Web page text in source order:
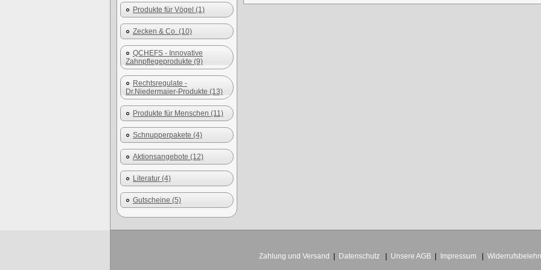
Produkte für Vögel (1)
Zecken & Co. (10)
QCHEFS - Innovative
Zahnpflegeprodukte (9)
Rechtsregulate -
Dr.Niedermaier-Produkte (13)
Produkte für Menschen (11)
Schnupperpakete (4)
Aktionsangebote (12)
Literatur (4)
Gutscheine (5)
Zahlung und Versand Datenschutz Unsere AGB Impressum